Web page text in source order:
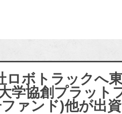
ロボトラックへ
学協創プラット
ァンド)他が出資